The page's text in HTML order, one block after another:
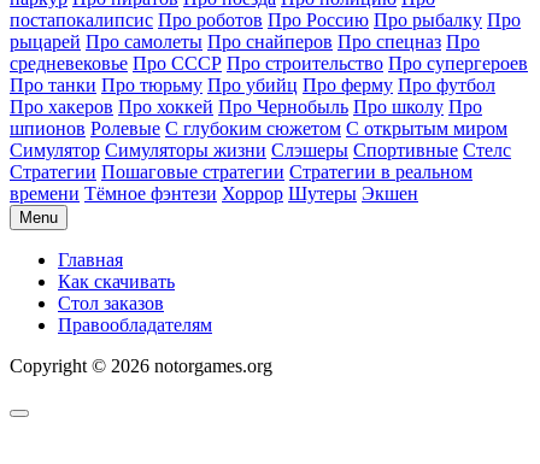
постапокалипсис Про роботов Про Россию Про рыбалку Про
рыцарей Про самолеты Про снайперов Про спецназ Про
средневековье Про СССР Про строительство Про супергероев
Про танки Про тюрьму Про убийц Про ферму Про футбол
Про хакеров Про хоккей Про Чернобыль Про школу Про
шпионов Ролевые С глубоким сюжетом С открытым миром
Симулятор Симуляторы жизни Слэшеры Спортивные Стелс
Стратегии Пошаговые стратегии Стратегии в реальном
времени Тёмное фэнтези Хоррор Шутеры Экшен
Menu
Главная
Как скачивать
Стол заказов
Правообладателям
Copyright © 2026 notorgames.org
Scroll